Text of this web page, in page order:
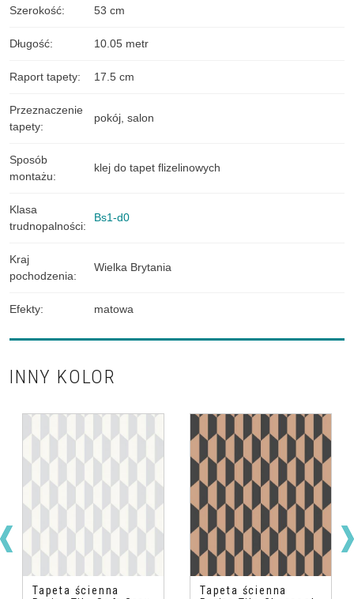
Szerokość: 53 cm
Długość: 10.05 metr
Raport tapety: 17.5 cm
Przeznaczenie
tapety:
pokój, salon
Sposób
montażu:
klej do tapet flizelinowych
Klasa
trudnopalności:
Bs1-d0
Kraj
pochodzenia:
Wielka Brytania
Efekty: matowa
INNY KOLOR
Tapeta ścienna
Tapeta ścienna